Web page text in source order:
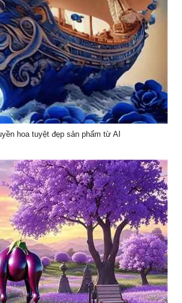
hoa tuyệt đẹp sản phẩm từ AI